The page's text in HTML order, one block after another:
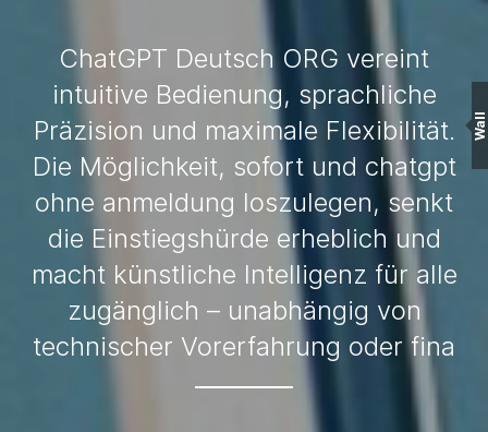
ChatGPT Deutsch ORG vereint
intuitive Bedienung, sprachliche
Präzision und maximale Flexibilität.
Die Möglichkeit, sofort und chatgpt
ohne anmeldung loszulegen, senkt
die Einstiegshürde erheblich und
macht künstliche Intelligenz für alle
zugänglich – unabhängig von
technischer Vorerfahrung oder fina
Wall